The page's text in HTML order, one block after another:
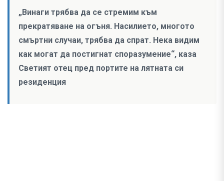
„Винаги трябва да се стремим към
прекратяване на огъня. Насилието, многото
смъртни случаи, трябва да спрат. Нека видим
как могат да постигнат споразумение“, каза
Светият отец пред портите на лятната си
резиденция